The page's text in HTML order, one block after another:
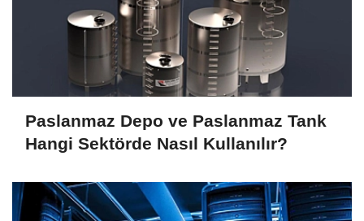
Paslanmaz Depo ve Paslanmaz Tank
Hangi Sektörde Nasıl Kullanılır?